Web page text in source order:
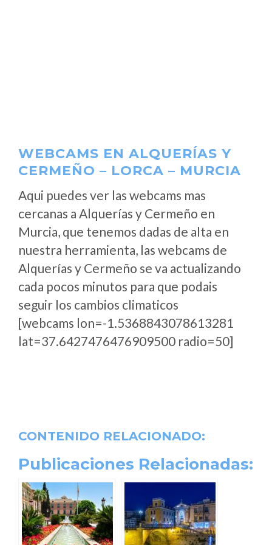
WEBCAMS EN ALQUERÍAS Y
CERMEÑO – LORCA – MURCIA
Aqui puedes ver las webcams mas
cercanas a Alquerías y Cermeño en
Murcia, que tenemos dadas de alta en
nuestra herramienta, las webcams de
Alquerías y Cermeño se va actualizando
cada pocos minutos para que podais
seguir los cambios climaticos
[webcams lon=-1.5368843078613281
lat=37.6427476476909500 radio=50]
CONTENIDO RELACIONADO:
Publicaciones Relacionadas: